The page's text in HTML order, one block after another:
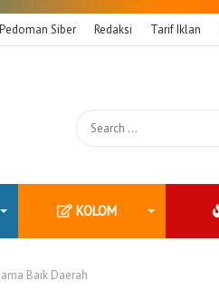
Pedoman Siber Redaksi Tarif Iklan
KOLOM
Baik Daerah